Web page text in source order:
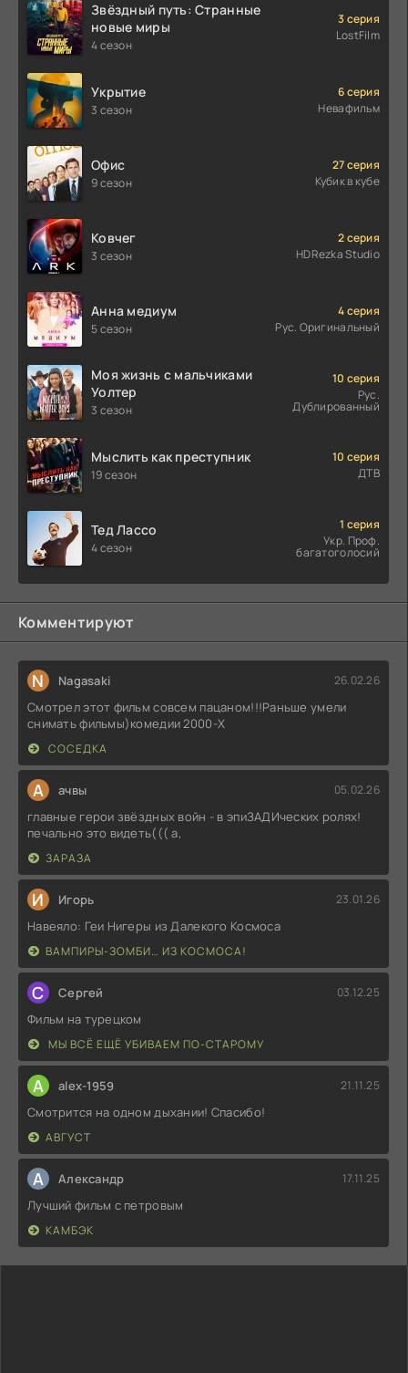
Звёздный путь: Странные
новые миры
4 сезон
3 серия
LostFilm
Укрытие
3 сезон
6 серия
Невафильм
Офис
9 сезон
27 серия
Кубик в кубе
Ковчег
3 сезон
2 серия
HDRezka Studio
Анна медиум
5 сезон
4 серия
Рус. Оригинальный
Моя жизнь с мальчиками
Уолтер
3 сезон
10 серия
Рус.
Дублированный
Мыслить как преступник
19 сезон
10 серия
ДТВ
Тед Лассо
4 сезон
1 серия
Укр. Проф.
багатоголосий
Комментируют
N Nagasaki 26.02.26
Смотрел этот фильм совсем пацаном!!!Раньше умели
снимать фильмы)комедии 2000-X
СОСЕДКА
А ачвы 05.02.26
главные герои звёздных войн - в эпиЗАДИческих ролях!
печально это видеть((( а,
ЗАРАЗА
И Игорь 23.01.26
Навеяло: Геи Нигеры из Далекого Космоса
ВАМПИРЫ-ЗОМБИ… ИЗ КОСМОСА!
С Сергей 03.12.25
Фильм на турецком
МЫ ВСЁ ЕЩЁ УБИВАЕМ ПО-СТАРОМУ
A alex-1959 21.11.25
Смотрится на одном дыхании! Спасибо!
АВГУСТ
А Александр 17.11.25
Лучший фильм с петровым
КАМБЭК